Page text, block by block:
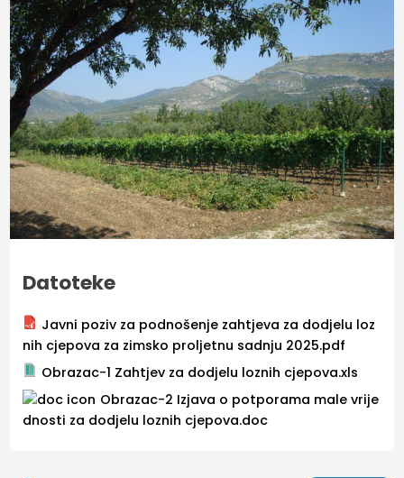
Datoteke
Javni poziv za podnošenje zahtjeva za dodjelu loz
nih cjepova za zimsko proljetnu sadnju 2025.pdf
Obrazac-1 Zahtjev za dodjelu loznih cjepova.xls
Obrazac-2 Izjava o potporama male vrije
dnosti za dodjelu loznih cjepova.doc